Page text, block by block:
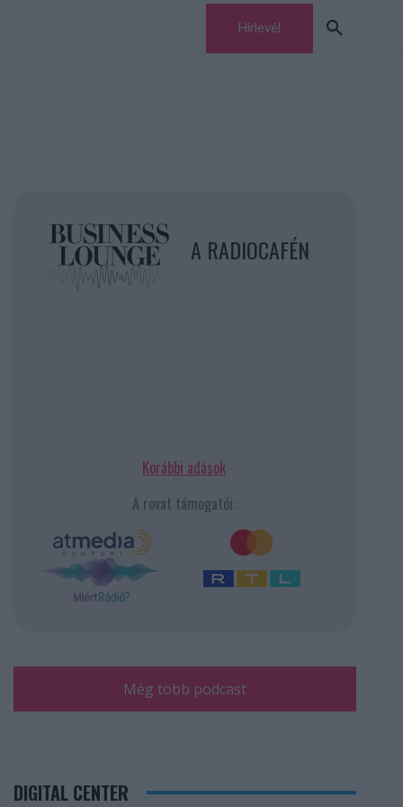
Hírlevél
A RADIOCAFÉN
Korábbi adások
A rovat támogatói:
Még több podcast
DIGITAL CENTER